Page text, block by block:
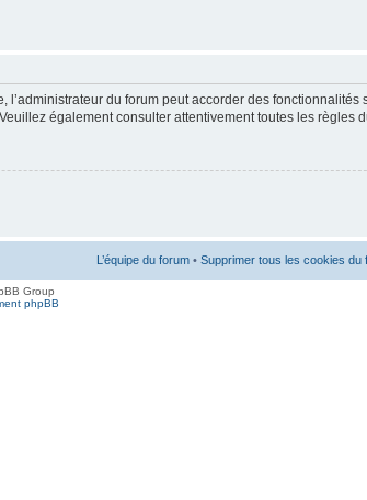
du forum peut accorder des
également consulter attentivement toutes les règles
L’équipe du forum • Supprimer tous les cookies du
Group
phpBB